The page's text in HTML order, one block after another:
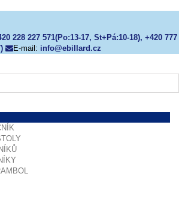
228 227 571(Po:13-17, St+Pá:10-18), +420 777
E-mail: info@ebillard.cz